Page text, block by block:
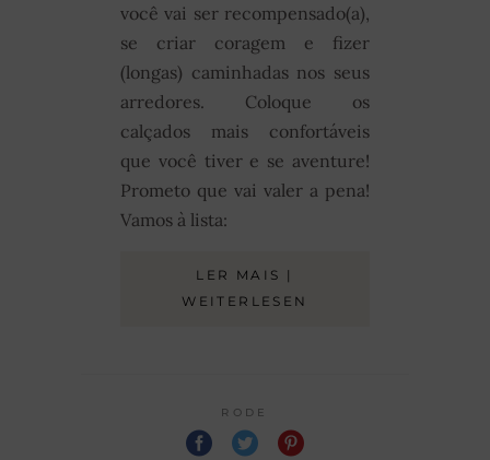
você vai ser recompensado(a),
se criar coragem e fizer
(longas) caminhadas nos seus
arredores. Coloque os
calçados mais confortáveis
que você tiver e se aventure!
Prometo que vai valer a pena!
Vamos à lista:
LER MAIS |
WEITERLESEN
RODE